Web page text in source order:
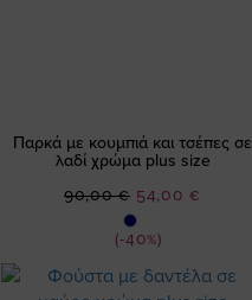
Παρκά με κουμπιά και τσέπες σε
λαδί χρώμα plus size
(-40%)
Ειδική
Τιμή
54,00 €
90,00 €